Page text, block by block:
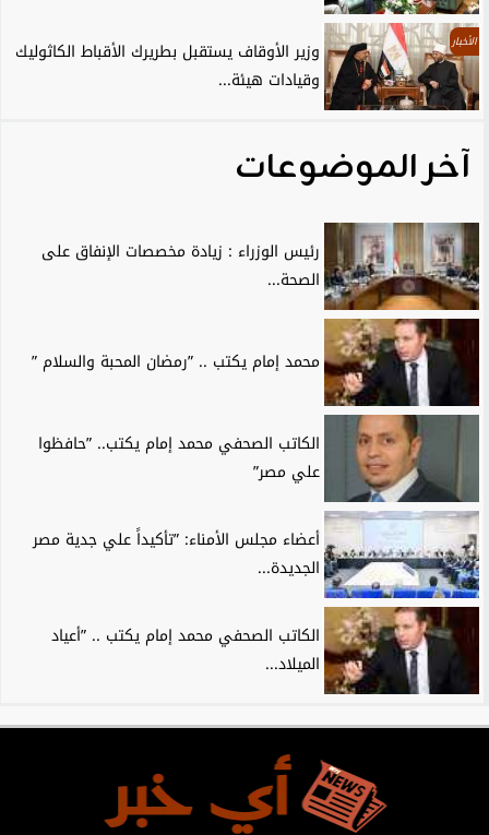
الأخبار
وزير الأوقاف يستقبل بطريرك الأقباط الكاثوليك
وقيادات هيئة...
آخر الموضوعات
رئيس الوزراء : زيادة مخصصات الإنفاق على
الصحة...
محمد إمام يكتب .. ”رمضان المحبة والسلام ”
الكاتب الصحفي محمد إمام يكتب.. ”حافظوا
علي مصر”
أعضاء مجلس الأمناء: ”تأكيداً علي جدية مصر
الجديدة...
الكاتب الصحفي محمد إمام يكتب .. ”أعياد
الميلاد...